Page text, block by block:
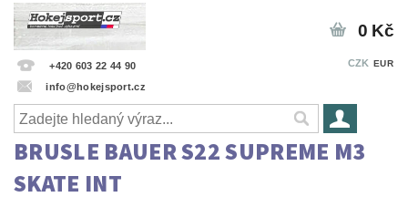
+420 603 22 44 90
info@hokejsport.cz
CZK EUR
0 Kč
BRUSLE BAUER S22 SUPREME M3
SKATE INT